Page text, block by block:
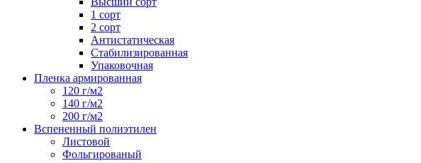
1 сорт
2 сорт
Антистатическая
Стабилизированная
Упаковочная
Пленка армированная
120 г/м2
140 г/м2
200 г/м2
Вспененный полиэтилен
Листовой
Фольгированый